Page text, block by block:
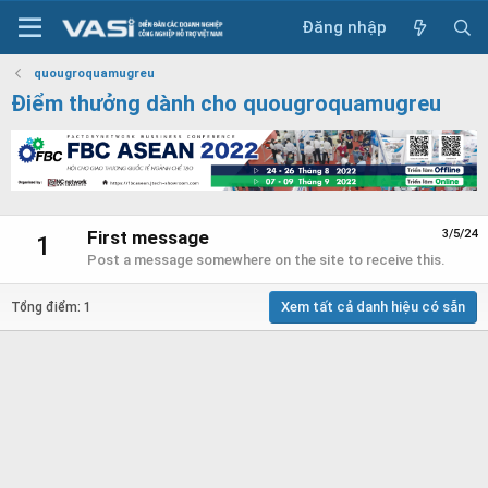
Đăng nhập
quougroquamugreu
Điểm thưởng dành cho quougroquamugreu
1 3/5/24
First message
Post a message somewhere on the site to receive this.
Tổng điểm: 1 Xem tất cả danh hiệu có sẵn